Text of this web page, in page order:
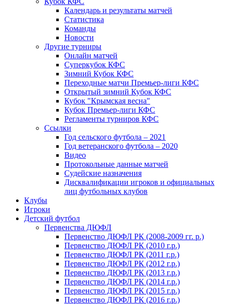
Календарь и результаты матчей
Статистика
Команды
Новости
Другие турниры
Онлайн матчей
Суперкубок КФС
Зимний Кубок КФС
Переходные матчи Премьер-лиги КФС
Открытый зимний Кубок КФС
Кубок "Крымская весна"
Кубок Премьер-лиги КФС
Регламенты турниров КФС
Ссылки
Год сельского футбола – 2021
Год ветеранского футбола – 2020
Видео
Протокольные данные матчей
Судейские назначения
Дисквалификации игроков и официальных
лиц футбольных клубов
Клубы
Игроки
Детский футбол
Первенства ДЮФЛ
Первенство ДЮФЛ РК (2008-2009 гг. р.)
Первенство ДЮФЛ РК (2010 г.р.)
Первенство ДЮФЛ РК (2011 г.р.)
Первенство ДЮФЛ РК (2012 г.р.)
Первенство ДЮФЛ РК (2013 г.р.)
Первенство ДЮФЛ РК (2014 г.р.)
Первенство ДЮФЛ РК (2015 г.р.)
Первенство ДЮФЛ РК (2016 г.р.)